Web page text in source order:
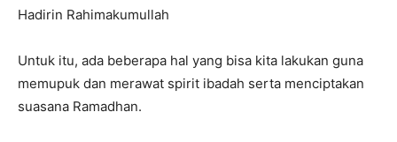
Hadirin Rahimakumullah
Untuk itu, ada beberapa hal yang bisa kita lakukan guna
memupuk dan merawat spirit ibadah serta menciptakan
suasana Ramadhan.